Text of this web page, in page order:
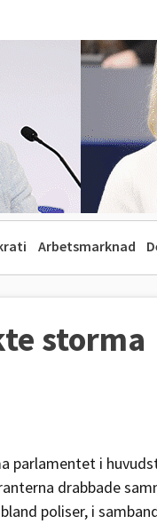
Arbetsmarknad
storma
parlamentet i
drabbade
poliser, i